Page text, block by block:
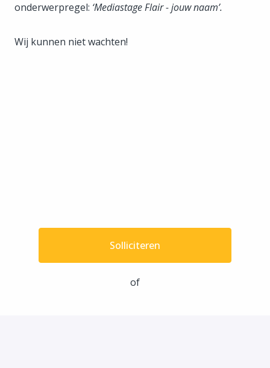
onderwerpregel: ‘Mediastage Flair - jouw naam’.
Wij kunnen niet wachten!
Solliciteren
of